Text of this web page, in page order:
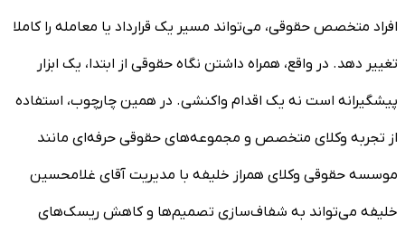
افراد متخصص حقوقی، می‌تواند مسیر یک قرارداد یا معامله را کاملا
تغییر دهد. در واقع، همراه داشتن نگاه حقوقی از ابتدا، یک ابزار
پیشگیرانه است نه یک اقدام واکنشی. در همین چارچوب، استفاده
از تجربه وکلای متخصص و مجموعه‌های حقوقی حرفه‌ای مانند
موسسه حقوقی وکلای همراز خلیفه با مدیریت آقای غلامحسین
خلیفه می‌تواند به شفاف‌سازی تصمیم‌ها و کاهش ریسک‌های